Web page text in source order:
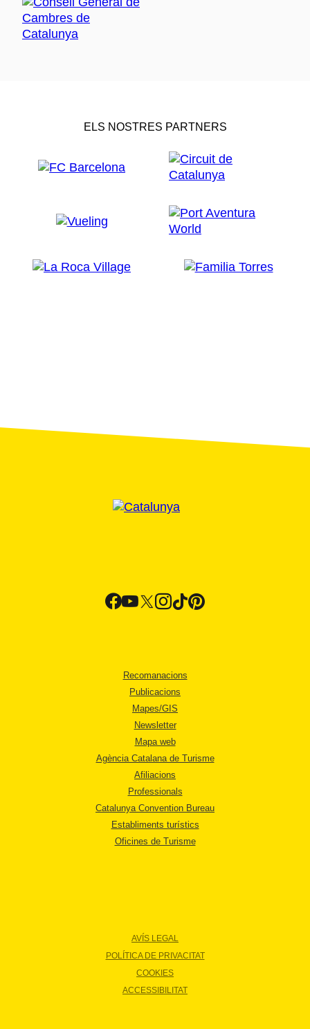
ELS NOSTRES PARTNERS
Recomanacions
Publicacions
Mapes/GIS
Newsletter
Mapa web
Agència Catalana de Turisme
Afiliacions
Professionals
Catalunya Convention Bureau
Establiments turístics
Oficines de Turisme
AVÍS LEGAL
POLÍTICA DE PRIVACITAT
COOKIES
ACCESSIBILITAT